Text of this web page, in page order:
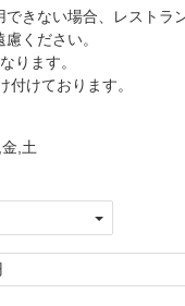
きない場合、レストラ
ください。
ります。
けております。
,土